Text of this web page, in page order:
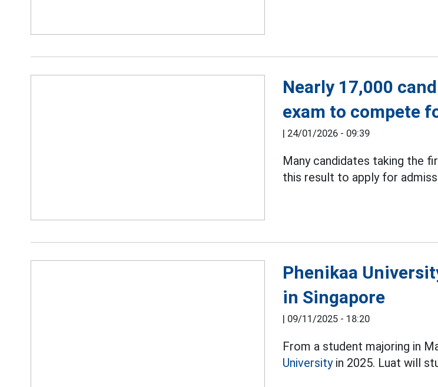
Nearly 17,000
exam to compete
24/01/2026 - 09:39
Many candidates taking the
this result to apply for
Phenikaa
in Singapore
09/11/2025 - 18:20
From a student majoring in
Universityin 2025. Luat will